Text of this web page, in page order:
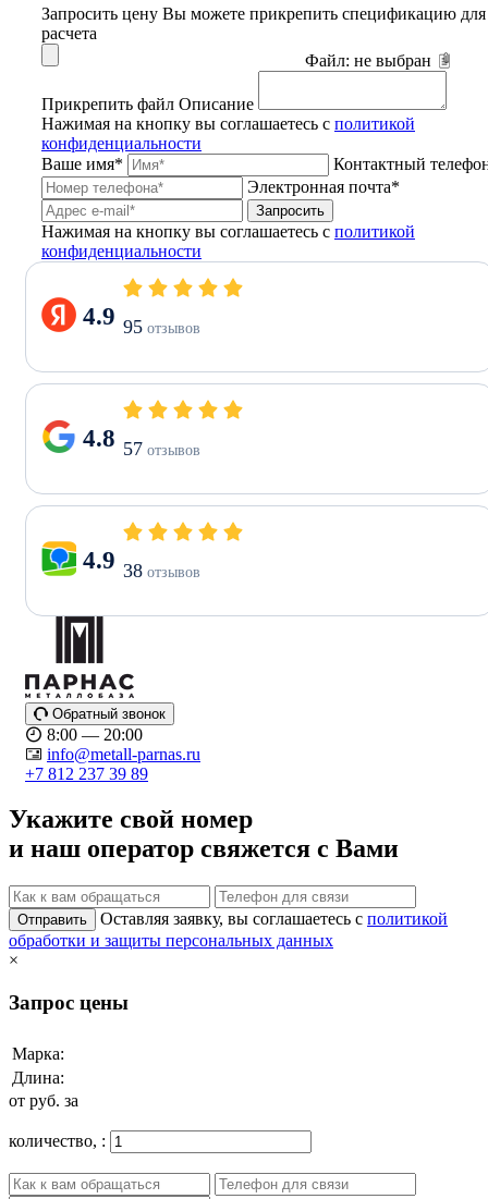
Запросить цену Вы можете прикрепить спецификацию для
расчета
Файл: не выбран
Прикрепить файл Описание
Нажимая на кнопку вы соглашаетесь с политикой
конфиденциальности
Ваше имя*
Контактный
Электронная почта*
Запросить
Нажимая на кнопку вы соглашаетесь с политикой
конфиденциальности
4.9 95 отзывов
4.8 57 отзывов
4.9 38 отзывов
Обратный звонок
8:00 — 20:00
info@metall-parnas.ru
+7 812 237 39 89
Укажите свой номер
и наш оператор свяжется с Вами
Отправить Оставляя заявку, вы соглашаетесь с политикой
обработки и защиты персональных данных
×
Запрос цены
Марка:
Длина:
от руб. за
количество, :